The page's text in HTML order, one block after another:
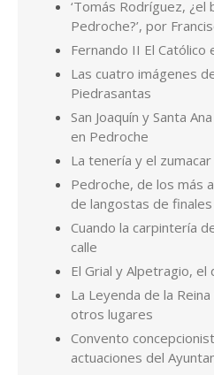
‘Tomás Rodríguez, ¿el
Pedroche?’, por
Fernando II El Católico
Las cuatro imágenes
Piedrasantas
San Joaquín y Santa
en Pedroche
La tenería y el
Pedroche, de los más
de langostas de finales
Cuando la carpintería
calle
El Grial y Alpetragio, el
La Leyenda de la
otros lugares
Convento
actuaciones del